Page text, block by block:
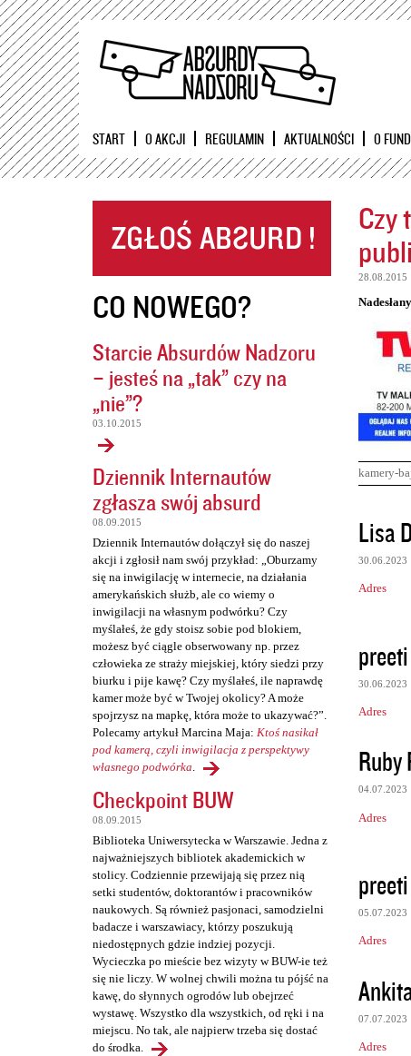
START O AKCJI REGULAMIN AKTUALNOŚCI O
CO NOWEGO?
Starcie Absurdów Nadzoru
– jesteś na „tak” czy na
„nie”?
03.10.2015
Dziennik Internautów
zgłasza swój absurd
08.09.2015
Dziennik Internautów dołączył się do naszej
akcji i zgłosił nam swój przykład: „Oburzamy
się na inwigilację w internecie, na działania
amerykańskich służb, ale co wiemy o
inwigilacji na własnym podwórku? Czy
myślałeś, że gdy stoisz sobie pod blokiem,
możesz być ciągle obserwowany np. przez
człowieka ze straży miejskiej, który siedzi przy
biurku i pije kawę? Czy myślałeś, ile naprawdę
kamer może być w Twojej okolicy? A może
spojrzysz na mapkę, która może to ukazywać?”.
Polecamy artykuł Marcina Maja: Ktoś nasikał
pod kamerą, czyli inwigilacja z perspektywy
własnego podwórka.
Checkpoint BUW
08.09.2015
Biblioteka Uniwersytecka w Warszawie. Jedna z
najważniejszych bibliotek akademickich w
stolicy. Codziennie przewijają się przez nią
setki studentów, doktorantów i pracowników
naukowych. Są również pasjonaci, samodzielni
badacze i warszawiacy, którzy poszukują
niedostępnych gdzie indziej pozycji.
Wycieczka po mieście bez wizyty w BUW-ie też
się nie liczy. W wolnej chwili można tu pójść na
kawę, do słynnych ogrodów lub obejrzeć
wystawę. Wszystko dla wszystkich, od ręki i na
miejscu. No tak, ale najpierw trzeba się dostać
do środka.
Czy
28.08.2015
kamery-
K
o
m
e
t
a
r
e
Lisa
30.06.2023
Adres
30.06.2023
Adres
Ruby
04.07.2023
Adres
05.07.2023
Adres
07.07.2023
Adres